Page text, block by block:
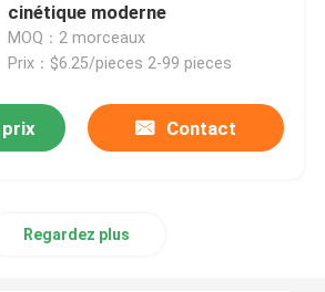
cinétique moderne
MOQ：2 morceaux
Prix：$6.25/pieces 2-99 pieces
prix Contact
Regardez plus